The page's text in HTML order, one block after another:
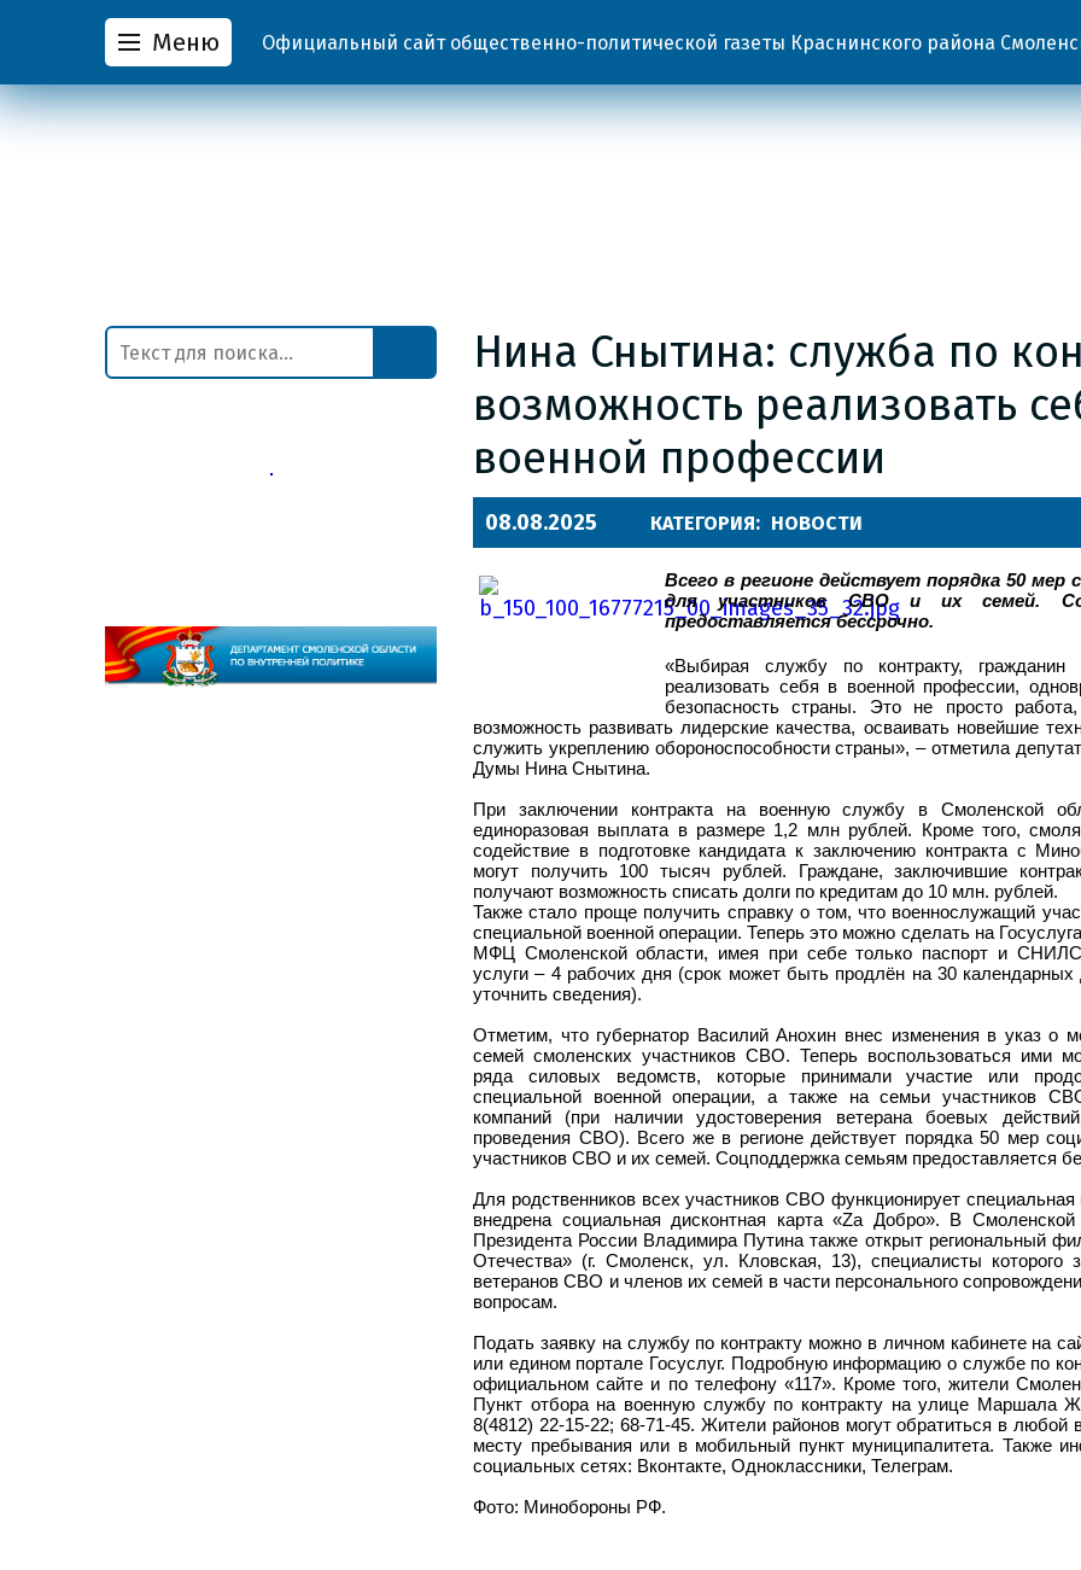
Меню Официальный сайт общественно-политической газеты Краснинского района
Нина Снытина: служба по
возможность реализовать
военной профессии
08.08.2025 КАТЕГОРИЯ: НОВОСТИ
Всего в регионе действует порядка 50 мер
для участников СВО и их семей.
предоставляется бессрочно.
«Выбирая службу по контракту, гражданин
реализовать себя в военной профессии,
безопасность страны. Это не просто
возможность развивать лидерские качества, осваивать новейшие
служить укреплению обороноспособности страны», – отметила
Думы Нина Снытина.
При заключении контракта на военную службу в Смоленской
единоразовая выплата в размере 1,2 млн рублей. Кроме того,
содействие в подготовке кандидата к заключению контракта с
могут получить 100 тысяч рублей. Граждане, заключившие
получают возможность списать долги по кредитам до 10 млн. рублей.
Также стало проще получить справку о том, что военнослужащий
специальной военной операции. Теперь это можно сделать на
МФЦ Смоленской области, имея при себе только паспорт и
услуги – 4 рабочих дня (срок может быть продлён на 30 календарных
уточнить сведения).
Отметим, что губернатор Василий Анохин внес изменения в указ о
семей смоленских участников СВО. Теперь воспользоваться ими
ряда силовых ведомств, которые принимали участие или
специальной военной операции, а также на семьи участников
компаний (при наличии удостоверения ветерана боевых
проведения СВО). Всего же в регионе действует порядка 50 мер
участников СВО и их семей. Соцподдержка семьям предоставляется
Для родственников всех участников СВО функционирует
внедрена социальная дисконтная карта «Zа Добро». В
Президента России Владимира Путина также открыт региональный
Отечества» (г. Смоленск, ул. Кловская, 13), специалисты которого
ветеранов СВО и членов их семей в части персонального
вопросам.
Подать заявку на службу по контракту можно в личном кабинете на
или едином портале Госуслуг. Подробную информацию о службе по
официальном сайте и по телефону «117». Кроме того, жители
Пункт отбора на военную службу по контракту на улице Маршала
8(4812) 22-15-22; 68-71-45. Жители районов могут обратиться в любой
месту пребывания или в мобильный пункт муниципалитета. Также
социальных сетях: Вконтакте, Одноклассники, Телеграм.
Фото: Минобороны РФ.